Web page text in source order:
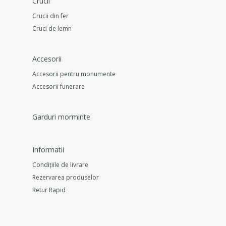
Crucii din fer
Cruci de lemn
Accesorii
Accesorii pentru monumente
Accesorii funerare
Garduri morminte
Informatii
Condițiile de livrare
Rezervarea produselor
Retur Rapid